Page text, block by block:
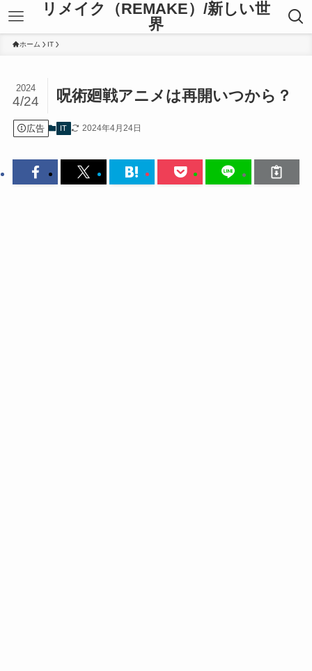
リメイク（REMAKE）/新しい世
界
ホーム IT
呪術廻戦アニメは再開いつから？
2024
4/24
広告 IT 2024年4月24日